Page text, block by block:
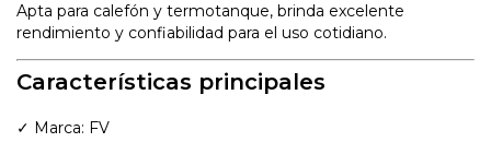
Apta para calefón y termotanque, brinda excelente
rendimiento y confiabilidad para el uso cotidiano.
Características principales
✓ Marca: FV